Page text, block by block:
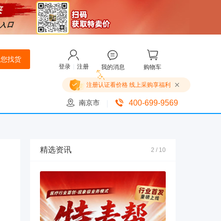
找货
登录 注册 我的消息 购物车
南京市 400-699-9569
注册认证看价格 线上采购享福利
精选资讯 2 / 10